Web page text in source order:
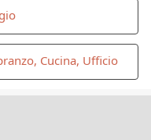
Cucina, Ufficio